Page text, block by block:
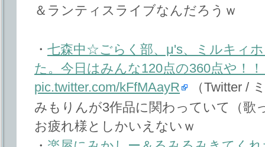
＆ランティスライブなんだろうｗ
・ 七森中☆ごらく部、μ's、ミルキィ
た。今日はみんな120点の360点や！
pic.twitter.com/kFfMAayR
（Twitter /
みもりんが3作品に関わっていて（歌
お疲れ様としかいえないｗ